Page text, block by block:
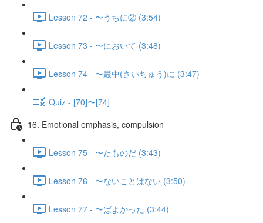
Lesson 72 - 〜うちに② (3:54)
Lesson 73 - 〜において (3:48)
Lesson 74 - 〜最中(さいちゅう)に (3:47)
Quiz - [70]〜[74]
16. Emotional emphasis, compulsion
Lesson 75 - 〜たものだ (3:43)
Lesson 76 - 〜ないことはない (3:50)
Lesson 77 - 〜ばよかった (3:44)